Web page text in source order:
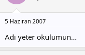
5 Haziran 2007
Adı yeter okulumun...